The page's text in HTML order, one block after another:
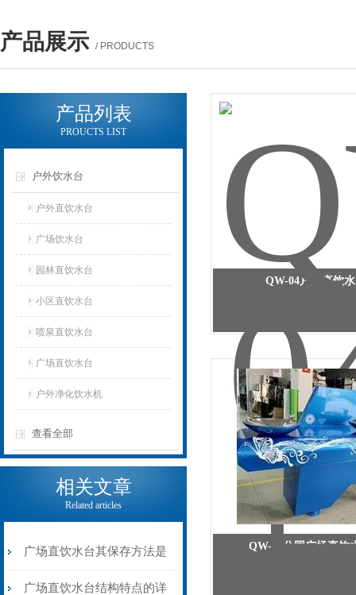
产品展示 / PRODUCTS
产品列表
PROUCTS LIST
户外饮水台
户外直饮水台
广场饮水台
园林直饮水台
小区直饮水台
喷泉直饮水台
广场直饮水台
户外净化饮水机
查看全部
相关文章
Related articles
广场直饮水台其保存方法是
很有讲究的
广场直饮水台结构特点的详
QW-04户外直饮
QW-04公园广场直饮